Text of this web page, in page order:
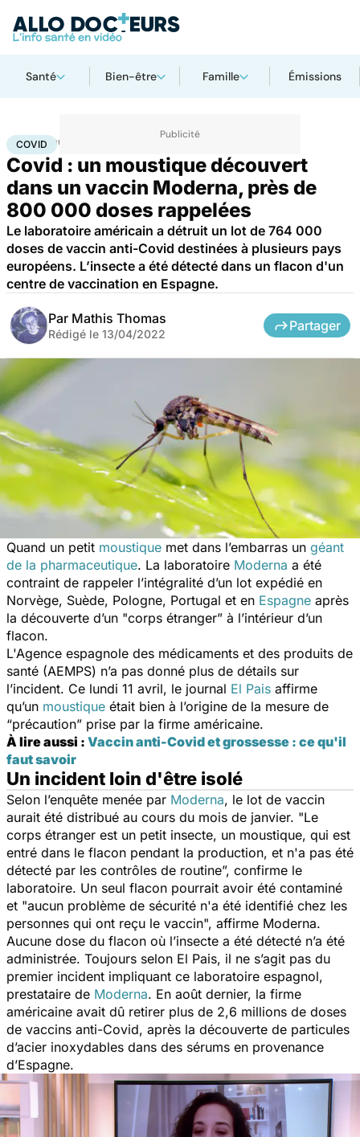
Santé Bien-être Famille Émissions
Accueil Santé Maladies infectieuses
COVID
Covid : un moustique découvert
dans un vaccin Moderna, près de
800 000 doses rappelées
Le laboratoire américain a détruit un lot de 764 000
doses de vaccin anti-Covid destinées à plusieurs pays
européens. L’insecte a été détecté dans un flacon d'un
centre de vaccination en Espagne.
Par Mathis Thomas
Rédigé le 13/04/2022
Partager
Quand un petit moustique met dans l’embarras un géant
de la pharmaceutique. La laboratoire Moderna a été
contraint de rappeler l’intégralité d’un lot expédié en
Norvège, Suède, Pologne, Portugal et en Espagne après
la découverte d’un "corps étranger” à l’intérieur d’un
flacon.
L'Agence espagnole des médicaments et des produits de
santé (AEMPS) n’a pas donné plus de détails sur
l’incident. Ce lundi 11 avril, le journal El Pais affirme
qu’un moustique était bien à l’origine de la mesure de
“précaution” prise par la firme américaine.
À lire aussi : Vaccin anti-Covid et grossesse : ce qu'il
faut savoir
Un incident loin d'être isolé
Selon l’enquête menée par Moderna, le lot de vaccin
aurait été distribué au cours du mois de janvier. "Le
corps étranger est un petit insecte, un moustique, qui est
entré dans le flacon pendant la production, et n'a pas été
détecté par les contrôles de routine”, confirme le
laboratoire. Un seul flacon pourrait avoir été contaminé
et "aucun problème de sécurité n'a été identifié chez les
personnes qui ont reçu le vaccin", affirme Moderna.
Aucune dose du flacon où l’insecte a été détecté n’a été
administrée. Toujours selon El Pais, il ne s’agit pas du
premier incident impliquant ce laboratoire espagnol,
prestataire de Moderna. En août dernier, la firme
américaine avait dû retirer plus de 2,6 millions de doses
de vaccins anti-Covid, après la découverte de particules
d’acier inoxydables dans des sérums en provenance
d’Espagne.